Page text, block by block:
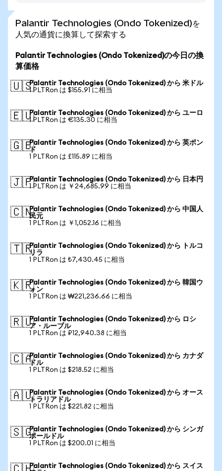
Palantir Technologies (Ondo Tokenized)を
人気の通貨に換算して探索する
Palantir Technologies (Ondo Tokenized)の今日の換
算価格
🇺🇸Palantir Technologies (Ondo Tokenized) から 米ドル
1 PLTRon は $155.91 に相当
🇪🇺Palantir Technologies (Ondo Tokenized) から ユーロ
1 PLTRon は €135.30 に相当
🇬🇧Palantir Technologies (Ondo Tokenized) から 英ポン
ド
1 PLTRon は £115.89 に相当
🇯🇵Palantir Technologies (Ondo Tokenized) から 日本円
1 PLTRon は ￥24,685.99 に相当
🇨🇳Palantir Technologies (Ondo Tokenized) から 中国人
民元
1 PLTRon は ￥1,052.16 に相当
🇹🇷Palantir Technologies (Ondo Tokenized) から トルコ
リラ
1 PLTRon は ₺7,430.45 に相当
🇰🇷Palantir Technologies (Ondo Tokenized) から 韓国ウ
ォン
1 PLTRon は ₩221,236.66 に相当
🇷🇺Palantir Technologies (Ondo Tokenized) から ロシ
ア・ルーブル
1 PLTRon は ₽12,940.38 に相当
🇨🇦Palantir Technologies (Ondo Tokenized) から カナダ
ドル
1 PLTRon は $218.52 に相当
🇦🇺Palantir Technologies (Ondo Tokenized) から オース
トラリアドル
1 PLTRon は $221.82 に相当
🇸🇬Palantir Technologies (Ondo Tokenized) から シンガ
ポールドル
1 PLTRon は $200.01 に相当
Palantir Technologies (Ondo Tokenized) から スイス